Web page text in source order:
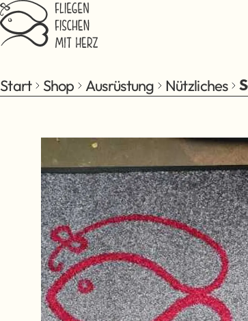
Zum Hauptinhalt springen
Start Shop Ausrüstung Nützliches